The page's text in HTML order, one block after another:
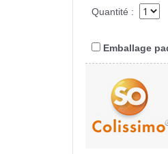
Quantité :
Emballage